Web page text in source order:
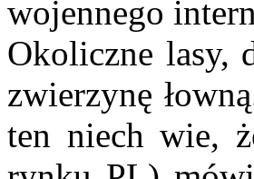
wojennego
Okoliczne lasy,
zwierzynę
ten niech wie,